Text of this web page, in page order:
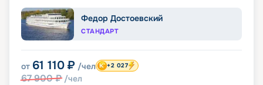
Федор Достоевский
СТАНДАРТ
от 61 110 ₽ /чел
67 900₽ /чел
+2 027